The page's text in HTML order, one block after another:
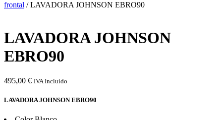
frontal / LAVADORA JOHNSON EBRO90
LAVADORA JOHNSON
EBRO90
495,00 € IVA Incluido
LAVADORA JOHNSON EBRO90